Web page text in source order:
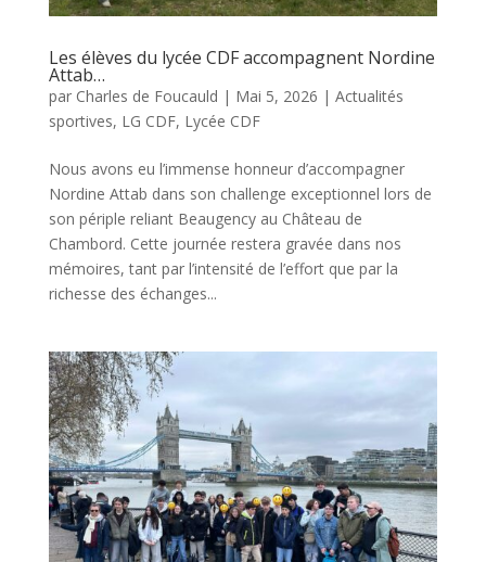
Les élèves du lycée CDF accompagnent Nordine
Attab…
par Charles de Foucauld | Mai 5, 2026 | Actualités
sportives, LG CDF, Lycée CDF
Nous avons eu l’immense honneur d’accompagner
Nordine Attab dans son challenge exceptionnel lors de
son périple reliant Beaugency au Château de
Chambord. Cette journée restera gravée dans nos
mémoires, tant par l’intensité de l’effort que par la
richesse des échanges...